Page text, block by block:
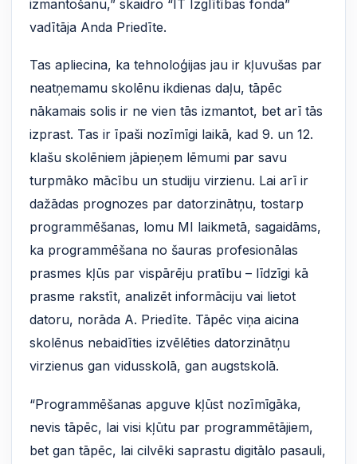
izmantošanu,” skaidro “IT Izglītības fonda”
vadītāja Anda Priedīte.
Tas apliecina, ka tehnoloģijas jau ir kļuvušas par
neatņemamu skolēnu ikdienas daļu, tāpēc
nākamais solis ir ne vien tās izmantot, bet arī tās
izprast. Tas ir īpaši nozīmīgi laikā, kad 9. un 12.
klašu skolēniem jāpieņem lēmumi par savu
turpmāko mācību un studiju virzienu. Lai arī ir
dažādas prognozes par datorzinātņu, tostarp
programmēšanas, lomu MI laikmetā, sagaidāms,
ka programmēšana no šauras profesionālas
prasmes kļūs par vispārēju pratību – līdzīgi kā
prasme rakstīt, analizēt informāciju vai lietot
datoru, norāda A. Priedīte. Tāpēc viņa aicina
skolēnus nebaidīties izvēlēties datorzinātņu
virzienus gan vidusskolā, gan augstskolā.
“Programmēšanas apguve kļūst nozīmīgāka,
nevis tāpēc, lai visi kļūtu par programmētājiem,
bet gan tāpēc, lai cilvēki saprastu digitālo pasauli,